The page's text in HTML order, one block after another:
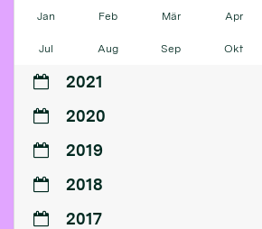
Jan Feb Mär Apr
Jul Aug Sep Okt
2021
2020
2019
2018
2017